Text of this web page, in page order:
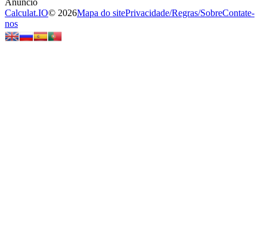
Calculat.IO© 2026Mapa do sitePrivacidade/Regras/SobreContate-
nos